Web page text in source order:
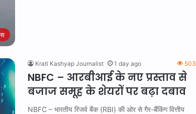
Krati Kashyap Journalist 1 day ago 503
NBFC – आरबीआई के नए प्रस्ताव से
बजाज समूह के शेयरों पर बढ़ा दबाव
NBFC – भारतीय रिजर्व बैंक (RBI) की ओर से गैर-बैंकिंग वित्तीय